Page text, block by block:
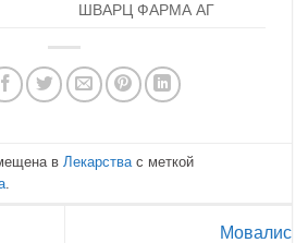
ШВАРЦ ФАРМА АГ
в Лекарства с меткой
Мовалис